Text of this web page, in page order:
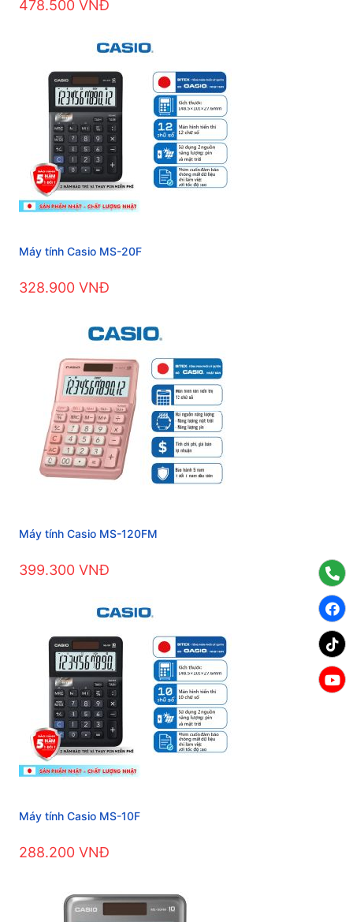
478.500 VNĐ
Máy tính Casio MS-20F
328.900 VNĐ
Máy tính Casio MS-120FM
399.300 VNĐ
Máy tính Casio MS-10F
288.200 VNĐ